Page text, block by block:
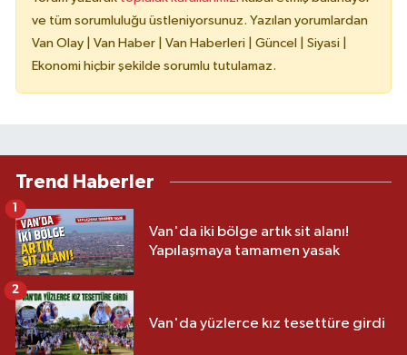
ve tüm sorumluluğu üstleniyorsunuz. Yazılan yorumlardan
Van Olay | Van Haber | Van Haberleri | Güncel | Siyasi |
Ekonomi hiçbir şekilde sorumlu tutulamaz.
Trend Haberler
Van'da iki bölge artık sit alanı!
Yapılaşmaya tamamen yasak
1
Van'da yüzlerce kız tesettüre girdi
2